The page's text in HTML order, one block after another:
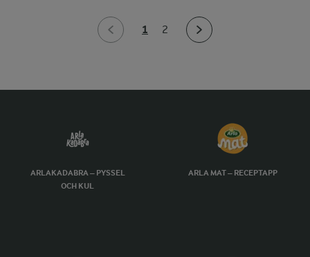
1 2
ARLAKADABRA – PYSSEL
OCH KUL
ARLA MAT – RECEPTAPP